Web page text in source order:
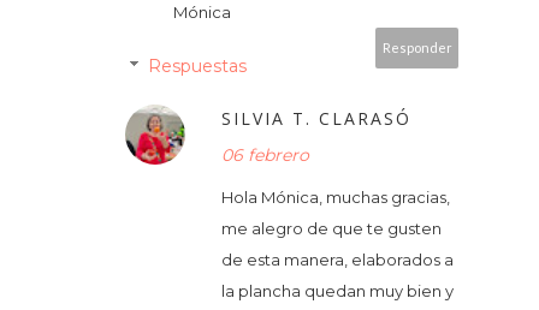
Mónica
Responder
Respuestas
SILVIA T. CLARASÓ
06 febrero
Hola Mónica, muchas gracias,
me alegro de que te gusten
de esta manera, elaborados a
la plancha quedan muy bien y